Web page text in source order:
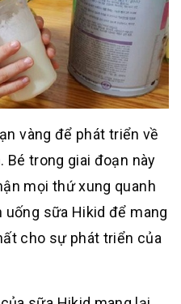
vàng để phát triển về
. Bé trong giai đoạn này
mọi thứ xung quanh
uống sữa Hikid để mang
cho sự phát triển của